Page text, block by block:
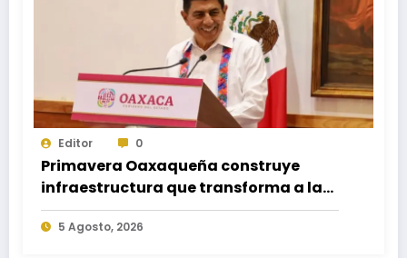
Editor 0
Primavera Oaxaqueña construye
infraestructura que transforma a las
familias del estado
5 Agosto, 2026